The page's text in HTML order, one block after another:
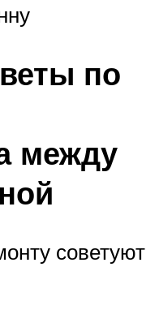
по
между
советуют